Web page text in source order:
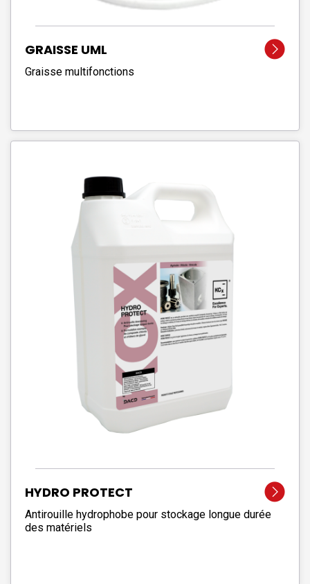
GRAISSE UML
Graisse multifonctions
HYDRO PROTECT
Antirouille hydrophobe pour stockage longue durée
des matériels